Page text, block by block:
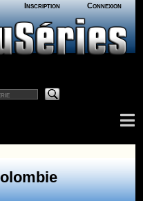
Inscription Connexion